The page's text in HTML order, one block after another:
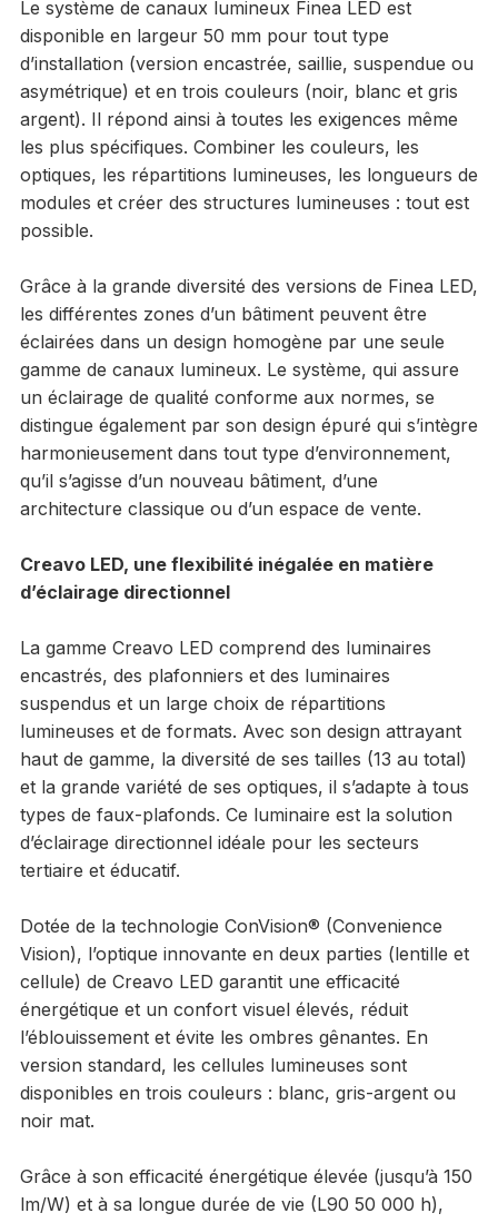
Le système de canaux lumineux Finea LED est
disponible en largeur 50 mm pour tout type
d’installation (version encastrée, saillie, suspendue ou
asymétrique) et en trois couleurs (noir, blanc et gris
argent). Il répond ainsi à toutes les exigences même
les plus spécifiques. Combiner les couleurs, les
optiques, les répartitions lumineuses, les longueurs de
modules et créer des structures lumineuses : tout est
possible.
Grâce à la grande diversité des versions de Finea LED,
les différentes zones d’un bâtiment peuvent être
éclairées dans un design homogène par une seule
gamme de canaux lumineux. Le système, qui assure
un éclairage de qualité conforme aux normes, se
distingue également par son design épuré qui s’intègre
harmonieusement dans tout type d’environnement,
qu’il s’agisse d’un nouveau bâtiment, d’une
architecture classique ou d’un espace de vente.
Creavo LED, une flexibilité inégalée en matière
d’éclairage directionnel
La gamme Creavo LED comprend des luminaires
encastrés, des plafonniers et des luminaires
suspendus et un large choix de répartitions
lumineuses et de formats. Avec son design attrayant
haut de gamme, la diversité de ses tailles (13 au total)
et la grande variété de ses optiques, il s’adapte à tous
types de faux-plafonds. Ce luminaire est la solution
d’éclairage directionnel idéale pour les secteurs
tertiaire et éducatif.
Dotée de la technologie ConVision® (Convenience
Vision), l’optique innovante en deux parties (lentille et
cellule) de Creavo LED garantit une efficacité
énergétique et un confort visuel élevés, réduit
l’éblouissement et évite les ombres gênantes. En
version standard, les cellules lumineuses sont
disponibles en trois couleurs : blanc, gris-argent ou
noir mat.
Grâce à son efficacité énergétique élevée (jusqu’à 150
lm/W) et à sa longue durée de vie (L90 50 000 h),